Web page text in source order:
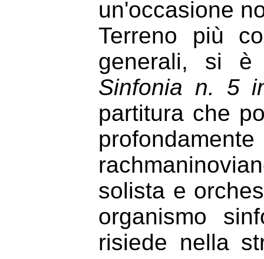
un'occasione
Terreno più
generali, si è
Sinfonia n. 5
partitura che
solista e
organismo
risiede nella